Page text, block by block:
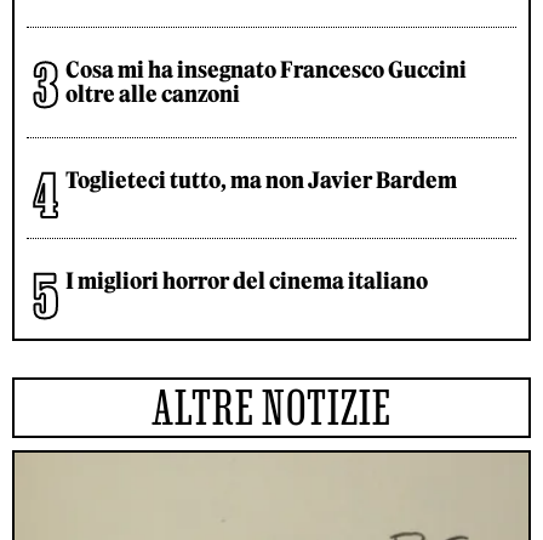
Cosa mi ha insegnato Francesco Guccini
oltre alle canzoni
Toglieteci tutto, ma non Javier Bardem
I migliori horror del cinema italiano
ALTRE NOTIZIE